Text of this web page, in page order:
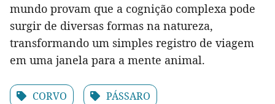
mundo provam que a cognição complexa pode
surgir de diversas formas na natureza,
transformando um simples registro de viagem
em uma janela para a mente animal.
CORVO PÁSSARO